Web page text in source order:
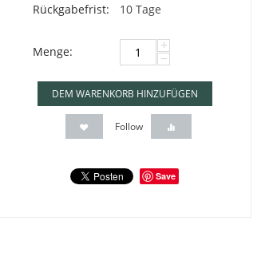
Rückgabefrist: 10 Tage
Menge: +
−
DEM WARENKORB HINZUFÜGEN
Follow
Save